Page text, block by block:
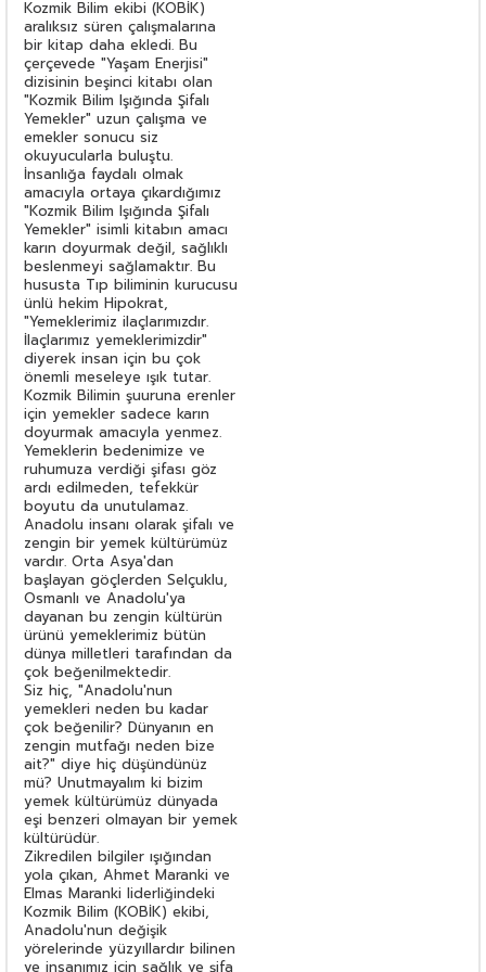
Kozmik Bilim ekibi (KOBİK)
aralıksız süren çalışmalarına
bir kitap daha ekledi. Bu
çerçevede "Yaşam Enerjisi"
dizisinin beşinci kitabı olan
"Kozmik Bilim Işığında Şifalı
Yemekler" uzun çalışma ve
emekler sonucu siz
okuyucularla buluştu.
İnsanlığa faydalı olmak
amacıyla ortaya çıkardığımız
"Kozmik Bilim Işığında Şifalı
Yemekler" isimli kitabın amacı
karın doyurmak değil, sağlıklı
beslenmeyi sağlamaktır. Bu
hususta Tıp biliminin kurucusu
ünlü hekim Hipokrat,
"Yemeklerimiz ilaçlarımızdır.
İlaçlarımız yemeklerimizdir"
diyerek insan için bu çok
önemli meseleye ışık tutar.
Kozmik Bilimin şuuruna erenler
için yemekler sadece karın
doyurmak amacıyla yenmez.
Yemeklerin bedenimize ve
ruhumuza verdiği şifası göz
ardı edilmeden, tefekkür
boyutu da unutulamaz.
Anadolu insanı olarak şifalı ve
zengin bir yemek kültürümüz
vardır. Orta Asya'dan
başlayan göçlerden Selçuklu,
Osmanlı ve Anadolu'ya
dayanan bu zengin kültürün
ürünü yemeklerimiz bütün
dünya milletleri tarafından da
çok beğenilmektedir.
Siz hiç, "Anadolu'nun
yemekleri neden bu kadar
çok beğenilir? Dünyanın en
zengin mutfağı neden bize
ait?" diye hiç düşündünüz
mü? Unutmayalım ki bizim
yemek kültürümüz dünyada
eşi benzeri olmayan bir yemek
kültürüdür.
Zikredilen bilgiler ışığından
yola çıkan, Ahmet Maranki ve
Elmas Maranki liderliğindeki
Kozmik Bilim (KOBİK) ekibi,
Anadolu'nun değişik
yörelerinde yüzyıllardır bilinen
ve insanımız için sağlık ve şifa